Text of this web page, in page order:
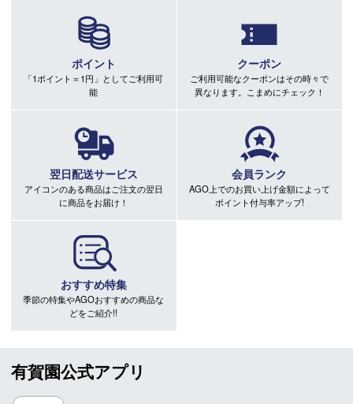
ポイント
「1ポイント＝1円」としてご利用可
能
クーポン
ご利用可能なクーポンはその時々で
異なります。こまめにチェック！
翌日配送サービス
アイコンのある商品はご注文の翌日
に商品をお届け！
会員ランク
AGO上でのお買い上げ金額によって
ポイント付与率アップ!
おすすめ特集
季節の特集やAGOおすすめの商品な
どをご紹介!!
有賀園公式アプリ